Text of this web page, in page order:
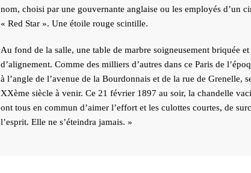
nom, choisi par une gouvernante anglaise ou les employés d’un
« Red Star ». Une étoile rouge scintille.
Au fond de la salle, une table de marbre soigneusement briquée
d’alignement. Comme des milliers d’autres dans ce Paris de
à l’angle de l’avenue de la Bourdonnais et de la rue de Grenelle,
XXème siècle à venir. Ce 21 février 1897 au soir, la chandelle
ont tous en commun d’aimer l’effort et les culottes courtes, de
l’esprit. Elle ne s’éteindra jamais. »